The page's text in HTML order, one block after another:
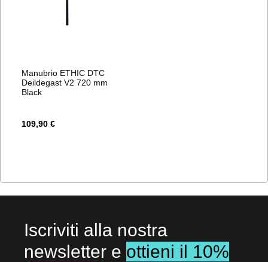
Manubrio ETHIC DTC
Deildegast V2 720 mm
Black
109,90 €
Iscriviti alla nostra
newsletter e ottieni il 10%